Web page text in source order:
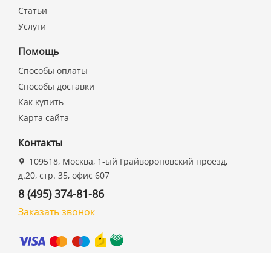
Статьи
Услуги
Помощь
Способы оплаты
Способы доставки
Как купить
Карта сайта
Контакты
109518, Москва, 1-ый Грайвороновский проезд,
д.20, стр. 35, офис 607
8 (495) 374-81-86
Заказать звонок